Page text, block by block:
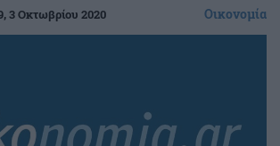
, 3 Οκτωβρίου 2020 Οικονομία